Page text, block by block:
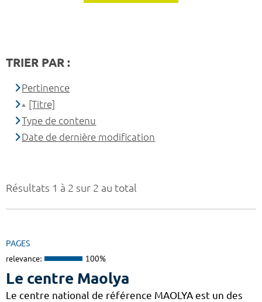
Résultats 1 à 2 sur 2 au total
PAGES
relevance: 100%
Le centre Maolya
Le centre national de référence MAOLYA est un des
TRIER PAR :
Pertinence
[Titre]
Type de contenu
Date de dernière modification